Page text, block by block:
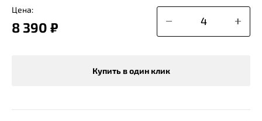
Цена:
8 390 ₽
Купить в один клик